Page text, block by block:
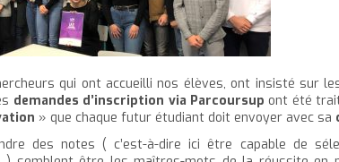
qui ont accueilli nos élèves, ont insisté sur
demandes d’inscription via Parcoursup ont été
» que chaque futur étudiant doit envoyer avec sa
des notes ( c’est-à-dire ici être capable de